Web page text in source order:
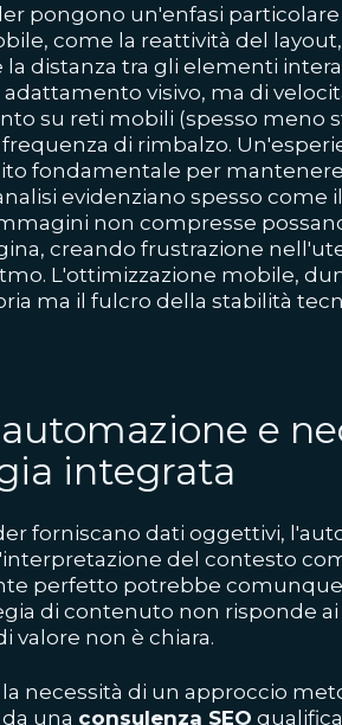
pongono un'enfasi
come la reattività del
distanza tra gli elementi
visivo, ma di
su reti mobili (spesso meno
di rimbalzo.
fondamentale per
evidenziano spesso come
non compresse
creando frustrazione
L'ottimizzazione mobile,
ma il fulcro della stabilità
e
integrata
forniscano dati oggettivi,
del contesto
perfetto potrebbe
di contenuto non risponde
valore non è chiara.
necessità di un approccio
una consulenza SEO